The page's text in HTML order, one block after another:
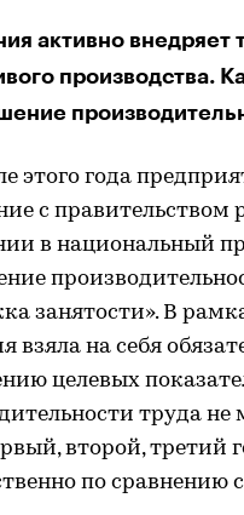
активно внедряет
производства.
этого года
с правительством
в национальный
занятости». В
взяла на себя
целевых
труда не
второй, третий
по сравнению